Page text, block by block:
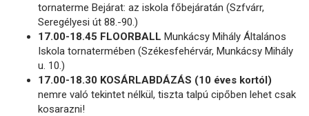
tornaterme Bejárat: az iskola főbejáratán (Szfvárr,
Seregélyesi út 88.-90.)
17.00-18.45 FLOORBALL Munkácsy Mihály Általános
Iskola tornatermében (Székesfehérvár, Munkácsy Mihály
u. 10.)
17.00-18.30 KOSÁRLABDÁZÁS (10 éves kortól)
nemre való tekintet nélkül, tiszta talpú cipőben lehet csak
kosarazni!